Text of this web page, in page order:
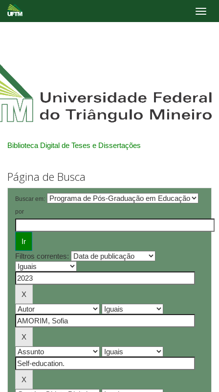
Biblioteca Digital de Teses e Dissertações
Página de Busca
Buscar em:
por
Filtros correntes: